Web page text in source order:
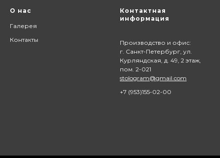
О нас
Галерея
Контакты
Контактная
информация
Производство и офис:
г. Санкт-Петербург, ул.
Курляндская, д. 49, 2 этаж,
пом. 2-021
stologram@gmail.com
+7 (953)155-02-00